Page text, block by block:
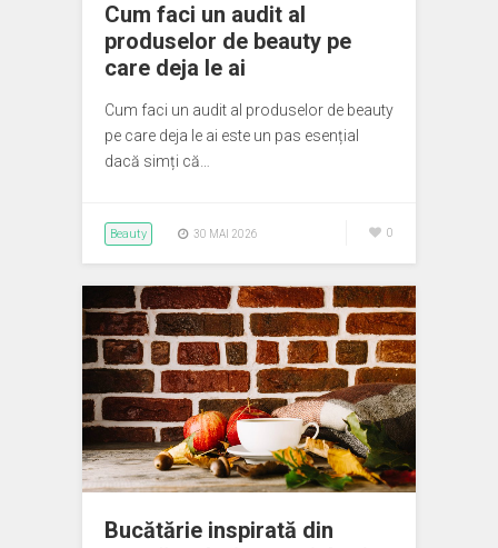
Cum faci un audit al
produselor de beauty pe
care deja le ai
Cum faci un audit al produselor de beauty
pe care deja le ai este un pas esențial
dacă simți că…
Beauty 30 MAI 2026 0
Bucătărie inspirată din